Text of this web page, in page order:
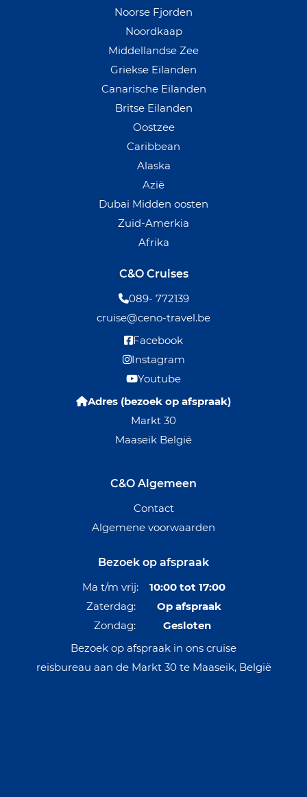
Noorse Fjorden
Noordkaap
Middellandse Zee
Griekse Eilanden
Canarische Eilanden
Britse Eilanden
Oostzee
Caribbean
Alaska
Azië
Dubai Midden oosten
Zuid-Amerkia
Afrika
C&O Cruises
089- 772139
cruise@ceno-travel.be
Facebook
Instagram
Youtube
Adres (bezoek op afspraak)
Markt 30
Maaseik België
C&O Algemeen
Contact
Algemene voorwaarden
Bezoek op afspraak
Ma t/m vrij: 10:00 tot 17:00
Zaterdag: Op afspraak
Zondag: Gesloten
Bezoek op afspraak in ons cruise
reisbureau aan de Markt 30 te Maaseik, België